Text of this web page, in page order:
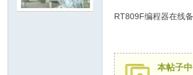
RT809F编程器在线备
本帖子